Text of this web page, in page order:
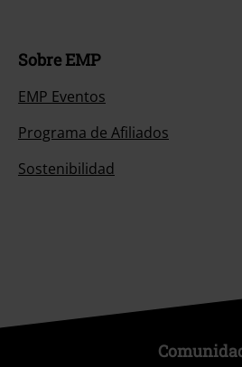
Sobre EMP
EMP Eventos
Programa de Afiliados
Sostenibilidad